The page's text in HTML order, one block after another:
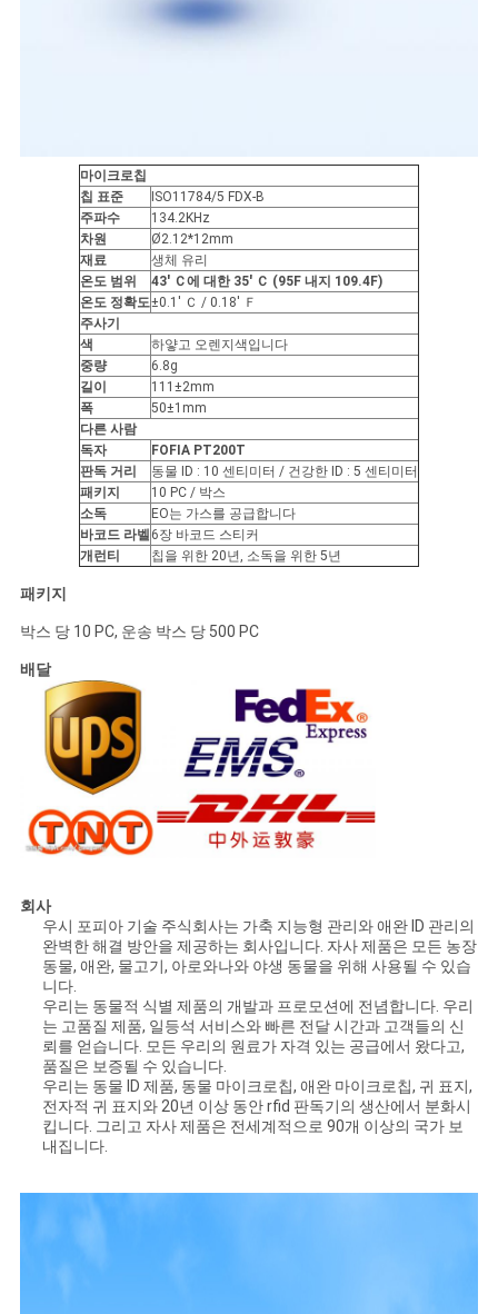
마이크로칩
칩 표준
ISO11784/5 FDX-B
주파수
134.2KHz
차원
Ø2.12*12mm
재료
생체 유리
온도 범위
43' Ｃ에 대한 35' Ｃ (95F 내지 109.4F)
온도 정확도±0.1' Ｃ / 0.18' Ｆ
주사기
색
하얗고 오렌지색입니다
중량
6.8g
길이
111±2mm
폭
50±1mm
다른 사람
독자
FOFIA PT200T
판독 거리
동물 ID : 10 센티미터 / 건강한 ID : 5 센티미터
패키지
10 PC / 박스
소독
EO는 가스를 공급합니다
바코드 라벨 6장 바코드 스티커
개런티
칩을 위한 20년, 소독을 위한 5년
패키지
박스 당 10 PC, 운송 박스 당 500 PC
배달
회사
우시 포피아 기술 주식회사는 가축 지능형 관리와 애완 ID 관리의
완벽한 해결 방안을 제공하는 회사입니다. 자사 제품은 모든 농장
동물, 애완, 물고기, 아로와나와 야생 동물을 위해 사용될 수 있습
니다.
우리는 동물적 식별 제품의 개발과 프로모션에 전념합니다. 우리
는 고품질 제품, 일등석 서비스와 빠른 전달 시간과 고객들의 신
뢰를 얻습니다. 모든 우리의 원료가 자격 있는 공급에서 왔다고,
품질은 보증될 수 있습니다.
우리는 동물 ID 제품, 동물 마이크로칩, 애완 마이크로칩, 귀 표지,
전자적 귀 표지와 20년 이상 동안 rfid 판독기의 생산에서 분화시
킵니다. 그리고 자사 제품은 전세계적으로 90개 이상의 국가 보
내집니다.